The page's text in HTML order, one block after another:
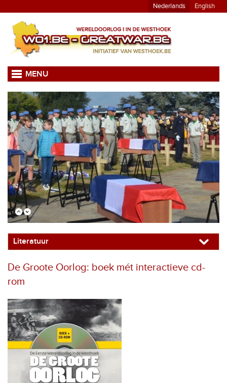
Nederlands English
MENU
Literatuur
De Groote Oorlog: boek mét interactieve cd-
rom